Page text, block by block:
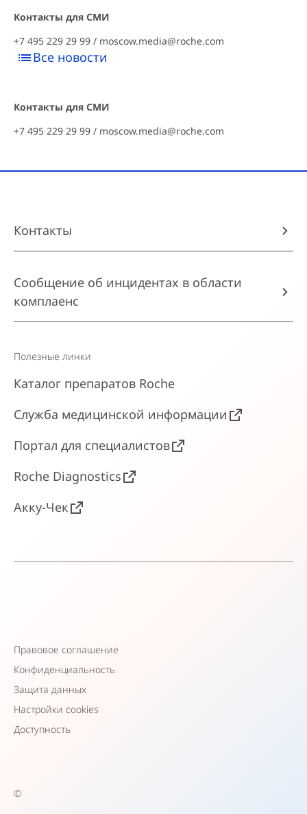
Контакты для СМИ
+7 495 229 29 99 / moscow.media@roche.com
Все новости
Контакты для СМИ
+7 495 229 29 99 / moscow.media@roche.com
Контакты
Сообщение об инцидентах в области
комплаенс
Полезные линки
Каталог препаратов Roche
Служба медицинской информации
Портал для специалистов
Roche Diagnostics
Акку-Чек
Правовое соглашение
Конфиденциальность
Защита данных
Настройки cookies
Доступность
©